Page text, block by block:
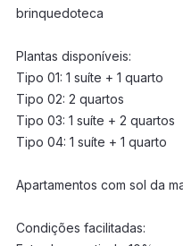
brinquedoteca
Plantas disponíveis:
Tipo 01: 1 suíte + 1 quarto
Tipo 02: 2 quartos
Tipo 03: 1 suíte + 2 quartos
Tipo 04: 1 suíte + 1 quarto
Apartamentos com sol da
Condições facilitadas: